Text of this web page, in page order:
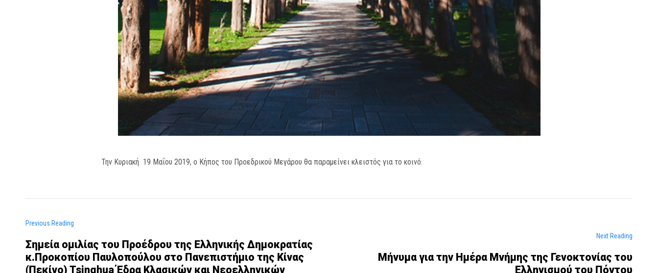
Την Κυριακή 19 Μαΐου 2019, ο Κήπος του Προεδρικού Μεγάρου θα παραμείνει κλειστός για το κοινό.
Previous Reading
Σημεία ομιλίας του Προέδρου της Ελληνικής Δημοκρατίας
κ.Προκοπίου Παυλοπούλου στο Πανεπιστήμιο της Κίνας
(Πεκίνο) Tsinghua Έδρα Κλασικών και Νεοελληνικών
Next Reading
Mήνυμα για την Ημέρα Μνήμης της Γενοκτονίας του
Ελληνισμού του Πόντου